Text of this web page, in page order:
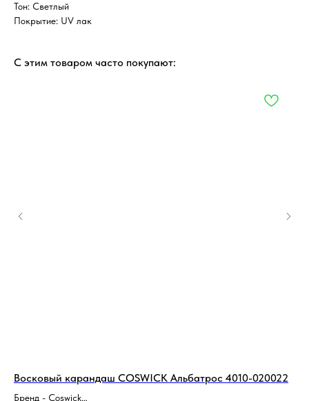
Тон: Светлый
Покрытие: UV лак
С этим товаром часто покупают:
Восковый карандаш COSWICK Альбатрос 4010-020022
Бренд - Coswick